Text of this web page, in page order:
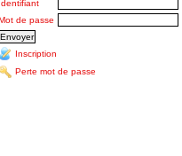
Identifiant
de passe
Inscription
Perte mot de passe